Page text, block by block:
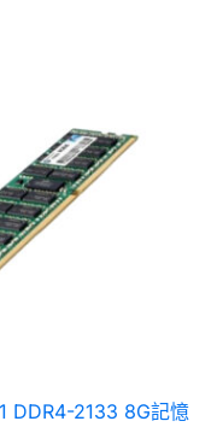
DDR4-2133 8G記憶